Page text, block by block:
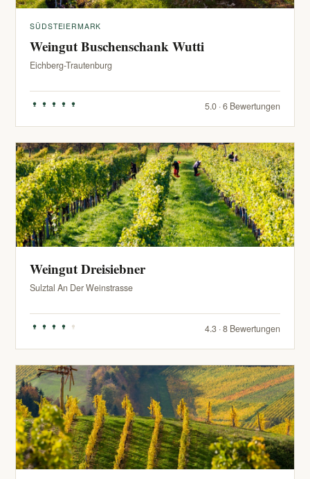
SÜDSTEIERMARK
Weingut Buschenschank Wutti
Eichberg-Trautenburg
5.0 · 6 Bewertungen
Weingut Dreisiebner
Sulztal An Der Weinstrasse
4.3 · 8 Bewertungen